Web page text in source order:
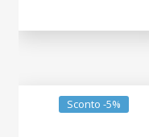
Sconto -5%